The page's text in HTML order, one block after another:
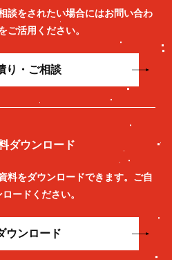
談をされたい場合にはお問い合わ
ご活用ください。
り・ご相談
ダウンロード
料をダウンロードできます。 ご自
ードください。
ウンロード